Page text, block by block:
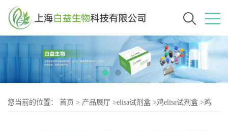
您当前的位置： 首页 > 产品展厅 >elisa试剂盒 >鸡elisa试剂盒 >鸡